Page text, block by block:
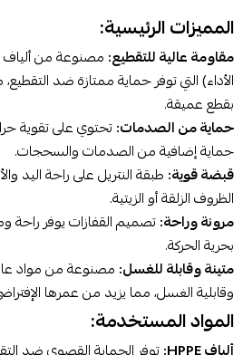
المميزات الرئيسية:
مقاومة عالية للتقطيع:
الأداء) التي توفر حماية ممتازة ضد
بقطع عميقة.
حماية من الصدمات:تحتوي على تقوية
حماية إضافية من الصدمات والسحجات.
قبضة قوية: طبقة النتريل على راحة اليد
الظروف الزلقة أو الزيتية.
مرونة وراحة:تصميم القفازات يوفر راحة
بحرية الحركة.
متينة وقابلة للغسل: مصنوعة من مواد
وقابلية الغسل، مما يزيد من عمرها
المواد المستخدمة: